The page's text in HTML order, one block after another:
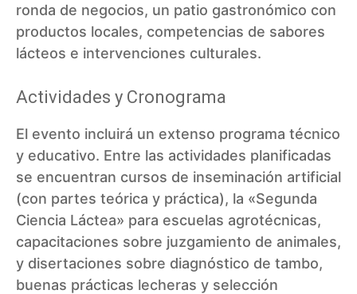
ronda de negocios, un patio gastronómico con
productos locales, competencias de sabores
lácteos e intervenciones culturales.
Actividades y Cronograma
El evento incluirá un extenso programa técnico
y educativo. Entre las actividades planificadas
se encuentran cursos de inseminación artificial
(con partes teórica y práctica), la «Segunda
Ciencia Láctea» para escuelas agrotécnicas,
capacitaciones sobre juzgamiento de animales,
y disertaciones sobre diagnóstico de tambo,
buenas prácticas lecheras y selección